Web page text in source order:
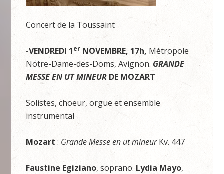
Concert de la Toussaint
-VENDREDI 1er NOVEMBRE, 17h, Métropole
Notre-Dame-des-Doms, Avignon. GRANDE
MESSE EN UT MINEUR DE MOZART
Solistes, choeur, orgue et ensemble
instrumental
Mozart : Grande Messe en ut mineurKv. 447
Faustine Egiziano, soprano. Lydia Mayo,